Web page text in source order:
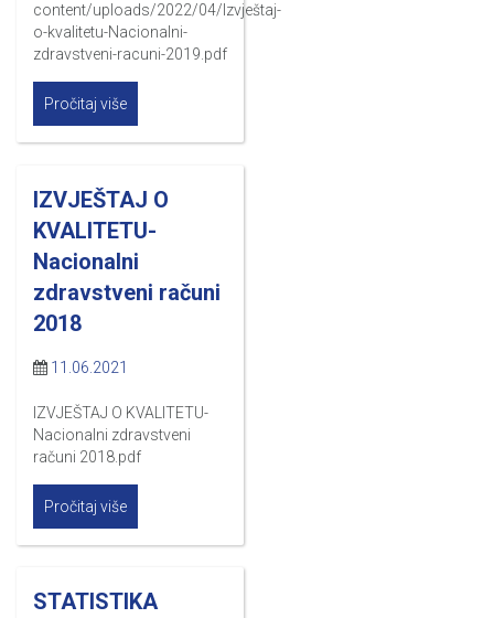
content/uploads/2022/04/Izvještaj-
o-kvalitetu-Nacionalni-
zdravstveni-racuni-2019.pdf
Pročitaj više
IZVJEŠTAJ O
KVALITETU-
Nacionalni
zdravstveni računi
2018
11.06.2021
IZVJEŠTAJ O KVALITETU-
Nacionalni zdravstveni
računi 2018.pdf
Pročitaj više
STATISTIKA